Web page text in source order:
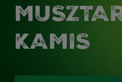
KAMIS